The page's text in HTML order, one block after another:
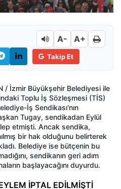
A- A+
Takip Et
/ İzmir Büyükşehir Belediyesi ile
Toplu İş Sözleşmesi (TİS)
İş Sendikası'nın
Tugay, sendikadan Eylül
etmişti. Ancak sendika,
bir hak olduğunu belirterek
Belediye ise bütçenin bu
sendikanın geri adım
başlayacağını duyurdu.
İPTAL EDİLMİŞTİ